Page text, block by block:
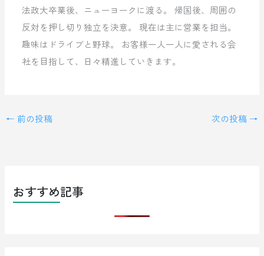
法政大卒業後、ニューヨークに渡る。 帰国後、周囲の
反対を押し切り独立を決意。 現在は主に営業を担当。
趣味はドライブと野球。 お客様一人一人に愛される会
社を目指して、日々精進していきます。
← 前の投稿 次の投稿 →
おすすめ記事